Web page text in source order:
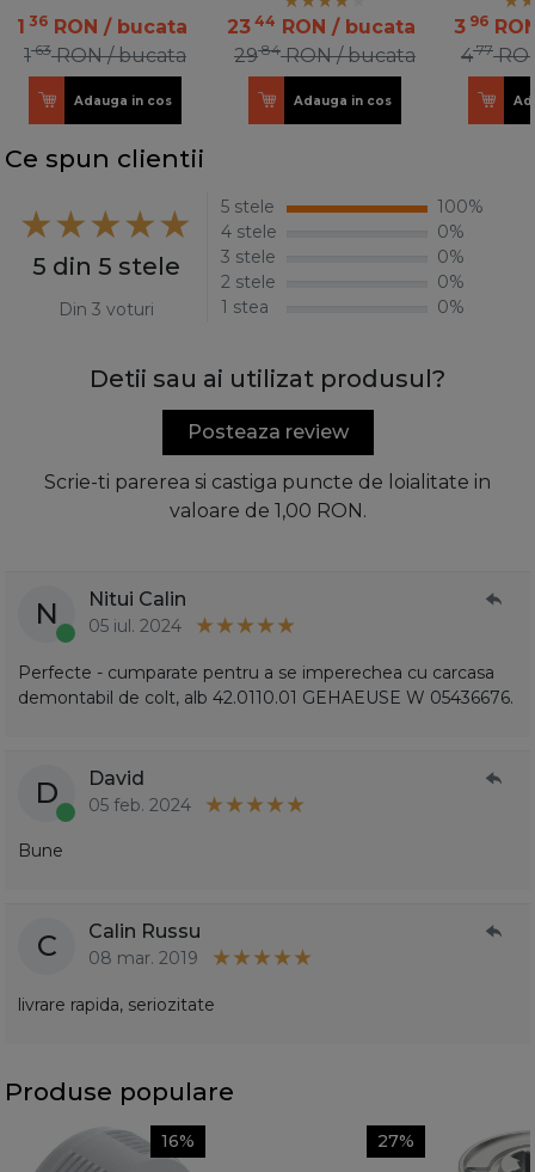
1 36 RON / bucata
163 RON / bucata
Adauga in cos
23 44 RON / bucata
2984 RON / bucata
Adauga in cos
3 96
477
Ce spun clientii
5 din 5 stele
Din 3 voturi
5 stele
100%
4 stele
0%
3 stele
0%
2 stele
0%
1 stea
0%
Detii sau ai utilizat produsul?
Posteaza review
Scrie-ti parerea si castiga puncte de loialitate in
valoare de 1,00 RON.
N Nitui Calin
05 iul. 2024
Perfecte - cumparate pentru a se imperechea cu carcasa
demontabil de colt, alb 42.0110.01 GEHAEUSE W 05436676.
D David
05 feb. 2024
Bune
C Calin Russu
08 mar. 2019
livrare rapida, seriozitate
Produse populare
16% 27%